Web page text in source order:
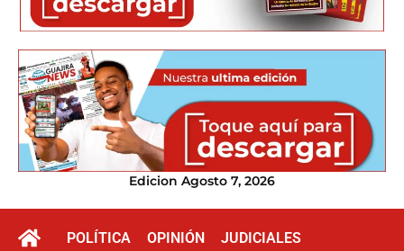
Edicion Agosto 7, 2026
POLÍTICA OPINIÓN
JUDICIALES